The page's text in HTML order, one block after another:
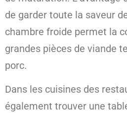
de garder toute la saveur
chambre froide permet la
grandes pièces de viande
porc.
Dans les cuisines des
également trouver une